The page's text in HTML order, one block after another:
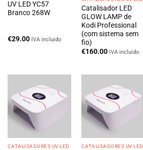
UV LED YC57
Branco 268W
€29.00 IVA incluido
Catalisador LED
GLOW LAMP de
Kodi Professional
(com sistema sem
fio)
€160.00 IVA incluido
CATALISADORES UV LED CATALISADORES UV LED